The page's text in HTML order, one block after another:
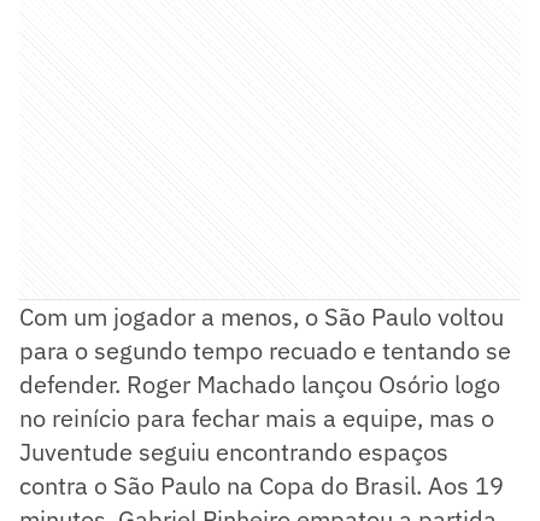
Com um jogador a menos, o São Paulo voltou
para o segundo tempo recuado e tentando se
defender. Roger Machado lançou Osório logo
no reinício para fechar mais a equipe, mas o
Juventude seguiu encontrando espaços
contra o São Paulo na Copa do Brasil. Aos 19